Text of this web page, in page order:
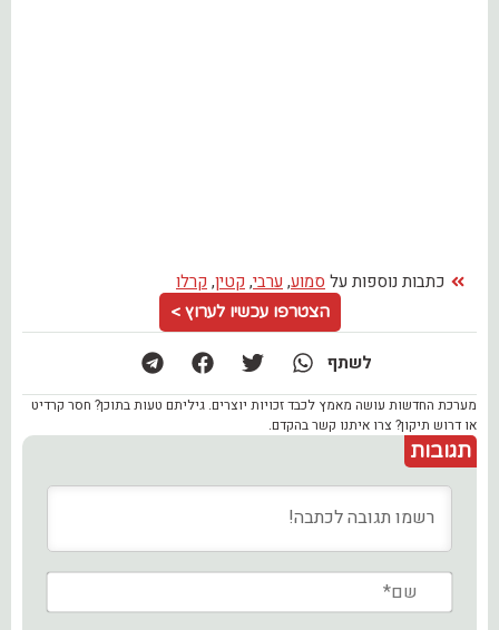
כתבות נוספות על סמוע, ערבי, קטין, קרלו
הצטרפו עכשיו לערוץ >
לשתף
מערכת החדשות עושה מאמץ לכבד זכויות יוצרים. גיליתם טעות בתוכן? חסר קרדיט
או דרוש תיקון? צרו איתנו קשר בהקדם.
תגובות